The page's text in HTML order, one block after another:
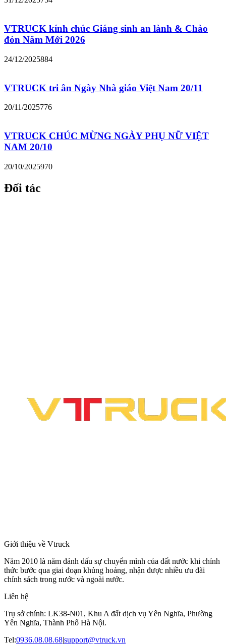
VTRUCK kính chúc Giáng sinh an lành & Chào
đón Năm Mới 2026
24/12/2025884
VTRUCK tri ân Ngày Nhà giáo Việt Nam 20/11
20/11/2025776
VTRUCK CHÚC MỪNG NGÀY PHỤ NỮ VIỆT
NAM 20/10
20/10/2025970
Đối tác
Giới thiệu về Vtruck
Năm 2010 là năm đánh dấu sự chuyển mình của đất nước khi chính
thức bước qua giai đoạn khủng hoảng, nhận được nhiều ưu đãi
chính sách trong nước và ngoài nước.
Liên hệ
Trụ sở chính: LK38-N01, Khu A đất dịch vụ Yên Nghĩa, Phường
Yên Nghĩa, Thành Phố Hà Nội.
Tel:0936.08.08.68|support@vtruck.vn